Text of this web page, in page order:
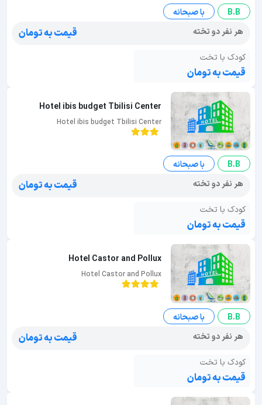
B.B
با صبحانه
هر نفر دو تخته
قیمت به تومان
کودک با تخت
قیمت به تومان
Hotel ibis budget Tbilisi Center
Hotel ibis budget Tbilisi Center
B.B
با صبحانه
هر نفر دو تخته
قیمت به تومان
کودک با تخت
قیمت به تومان
Hotel Castor and Pollux
Hotel Castor and Pollux
B.B
با صبحانه
هر نفر دو تخته
قیمت به تومان
کودک با تخت
قیمت به تومان